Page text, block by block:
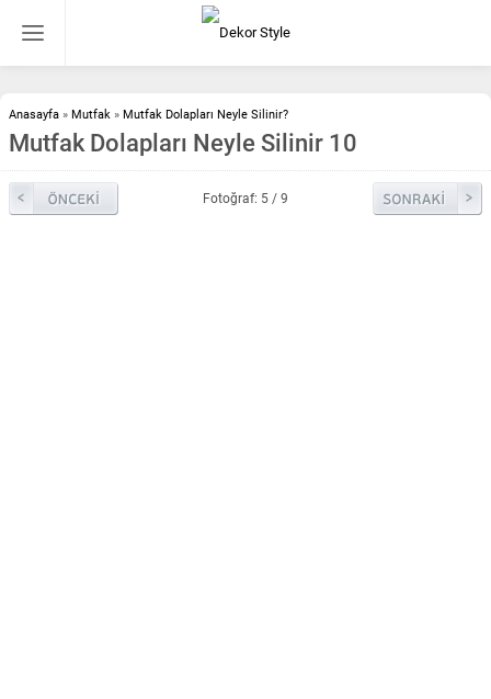
Anasayfa » Mutfak » Mutfak Dolapları Neyle Silinir?
Mutfak Dolapları Neyle Silinir 10
Fotoğraf: 5 / 9